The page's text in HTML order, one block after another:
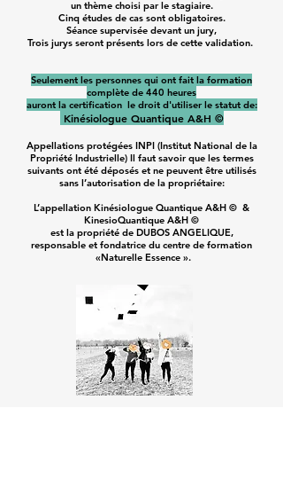
un thème choisi par le stagiaire.​
Cinq études de cas sont obligatoires.
Séance supervisée devant un jury,
Trois jurys seront présents lors de cette validation.
Seulement les personnes qui ont fait la formation
complète de 440 heures
auront la certification le droit d'utiliser le statut de:
Kinésiologue Quantique A&H ©
Appellations protégées INPI (Institut National de la
Propriété Industrielle) Il faut savoir que les termes
suivants ont été déposés et ne peuvent être utilisés
sans l’autorisation de la propriétaire:
L’appellation Kinésiologue Quantique A&H © &
KinesioQuantique A&H ©
est la propriété de DUBOS ANGELIQUE,
responsable et fondatrice du centre de formation
«Naturelle Essence ».